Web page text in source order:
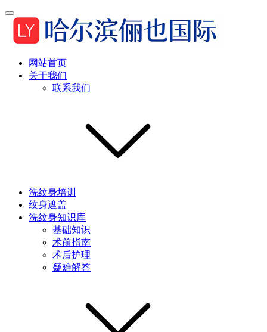
网站首页
关于我们
联系我们
洗纹身培训
纹身遮盖
洗纹身知识库
基础知识
术前指南
术后护理
疑难解答